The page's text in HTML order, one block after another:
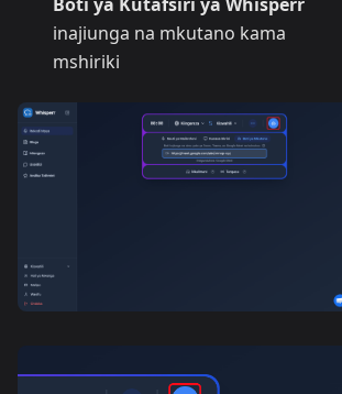
inajiunga na mkutano kama
mshiriki